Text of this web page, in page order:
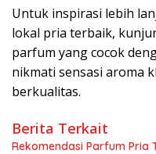
Untuk inspirasi lebih
lokal pria terbaik,
parfum yang cocok
nikmati sensasi aroma
berkualitas.
Berita Terkait
Rekomendasi Parfum Pria